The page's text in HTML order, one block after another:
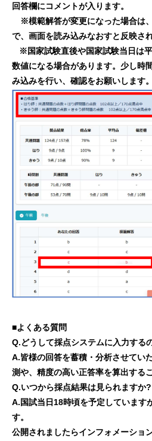
回答欄にコメントが入ります。
※模範解答が変更になった場合は
で、画面を読み込みなおすと反映され
※国家試験直後や国家試験当日は
数値になる場合があります。少し時
み込みを行い、確認をお願いします。
■よくある質問
Q.どうして採点システムに入力する
A.皆様の回答を蓄積・分析させてい
測や、 精度の高い正答率を算出する
Q.いつから採点結果は見られますか?
A.国試当日18時頃を予定しています
す。
公開されましたらインフォメーショ